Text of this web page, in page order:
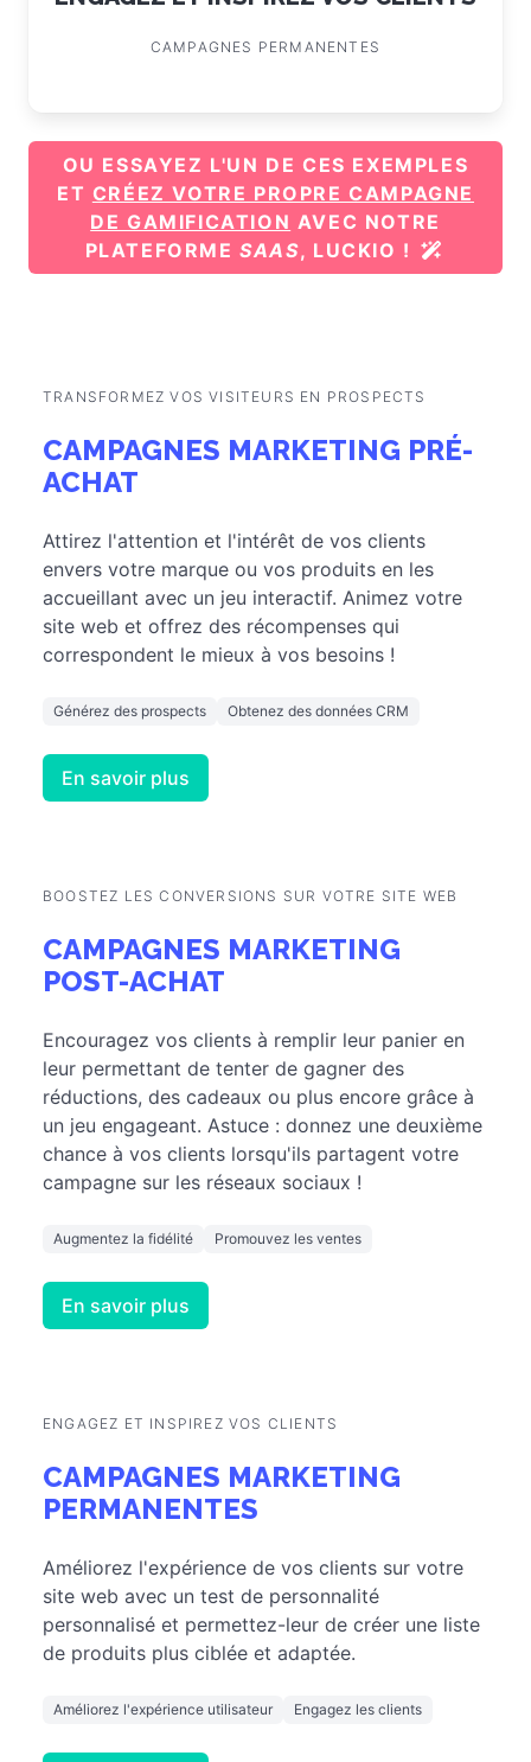
CAMPAGNES PERMANENTES
OU ESSAYEZ L'UN DE CES EXEMPLES
ET CRÉEZ VOTRE PROPRE CAMPAGNE
DE GAMIFICATION AVEC NOTRE
PLATEFORMESAAS, LUCKIO !
TRANSFORMEZ VOS VISITEURS EN PROSPECTS
CAMPAGNES MARKETING PRÉ-
ACHAT
Attirez l'attention et l'intérêt de vos clients
envers votre marque ou vos produits en les
accueillant avec un jeu interactif. Animez votre
site web et offrez des récompenses qui
correspondent le mieux à vos besoins !
Générez des prospects Obtenez des données CRM
En savoir plus
BOOSTEZ LES CONVERSIONS SUR VOTRE SITE WEB
CAMPAGNES MARKETING
POST-ACHAT
Encouragez vos clients à remplir leur panier en
leur permettant de tenter de gagner des
réductions, des cadeaux ou plus encore grâce à
un jeu engageant. Astuce : donnez une deuxième
chance à vos clients lorsqu'ils partagent votre
campagne sur les réseaux sociaux !
Augmentez la fidélité Promouvez les ventes
En savoir plus
ENGAGEZ ET INSPIREZ VOS CLIENTS
CAMPAGNES MARKETING
PERMANENTES
Améliorez l'expérience de vos clients sur votre
site web avec un test de personnalité
personnalisé et permettez-leur de créer une liste
de produits plus ciblée et adaptée.
Améliorez l'expérience utilisateur Engagez les clients